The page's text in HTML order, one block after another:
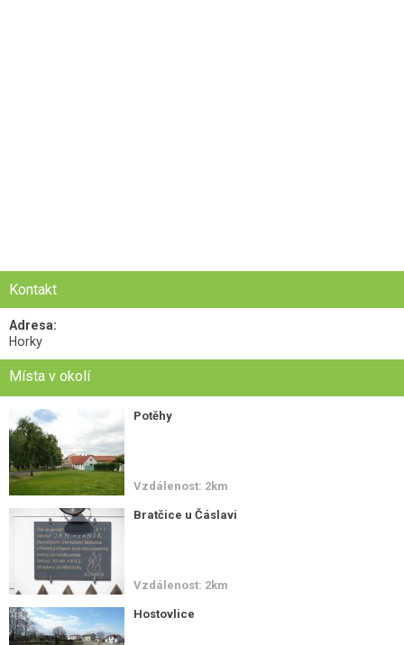
Kontakt
Adresa:
Horky
Místa v okolí
Potěhy
Vzdálenost: 2km
Bratčice u Čáslavi
Vzdálenost: 2km
Hostovlice